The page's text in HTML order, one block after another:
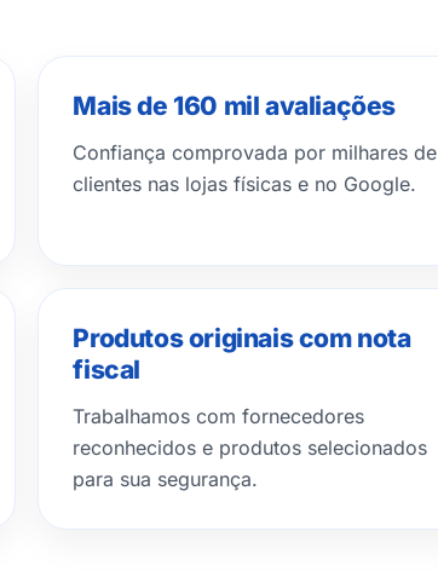
Mais de 160 mil avaliações
Confiança comprovada por milhares de
clientes nas lojas físicas e no Google.
Produtos originais com nota
fiscal
Trabalhamos com fornecedores
reconhecidos e produtos selecionados
para sua segurança.